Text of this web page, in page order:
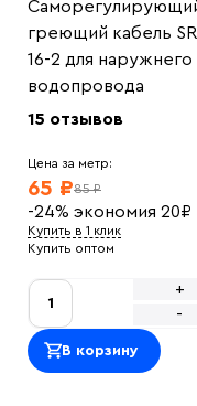
Норм кабель. не
Николай А
Кабель хороший,
указано у
труб
Установка кабеля
крепеж. кабель не
Приятно
производственной
порядке и в срок.
Василий М
ОТличный саморег ,
цена.<br>
водой зимой, на
Оставить отзыв
греющий кабель
16-2 для наружнего
водопровода
15 отзывов
Цена за метр:
85 ₽
65 ₽
-24% экономия 20₽
Купить в 1 клик
Купить оптом
-
+
В корзину